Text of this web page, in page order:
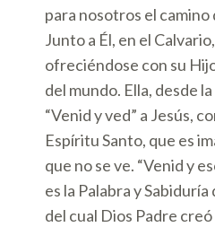
para nosotros el camino
Junto a Él, en el
ofreciéndose con su
del mundo. Ella, desde
“Venid y ved” a Jesús,
Espíritu Santo, que es
que no se ve. “Venid y
es la Palabra y
del cual Dios Padre creó